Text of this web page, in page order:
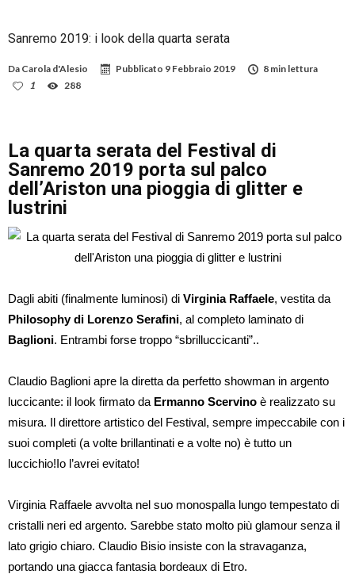
Sanremo 2019: i look della quarta serata
Da Carola d'Alesio Pubblicato 9 Febbraio 2019
8 min lettura
1
288
La quarta serata del Festival di
Sanremo 2019 porta sul palco
dell’Ariston una pioggia di glitter e
lustrini
Dagli abiti (finalmente luminosi) di Virginia Raffaele, vestita da
Philosophy di Lorenzo Serafini, al completo laminato di
Baglioni. Entrambi forse troppo “sbrilluccicanti”..
Claudio Baglioni apre la diretta da perfetto showman in argento
luccicante: il look firmato da Ermanno Scervino è realizzato su
misura. Il direttore artistico del Festival, sempre impeccabile con i
suoi completi (a volte brillantinati e a volte no) è tutto un
luccichio!Io l’avrei evitato!
Virginia Raffaele avvolta nel suo monospalla lungo tempestato di
cristalli neri ed argento. Sarebbe stato molto più glamour senza il
lato grigio chiaro. Claudio Bisio insiste con la stravaganza,
portando una giacca fantasia bordeaux di Etro.